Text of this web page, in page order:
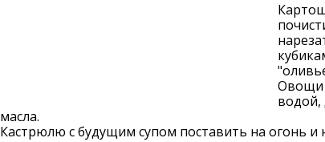
Овощи
водой,
масла.
Кастрюлю с будущим супом поставить на огонь